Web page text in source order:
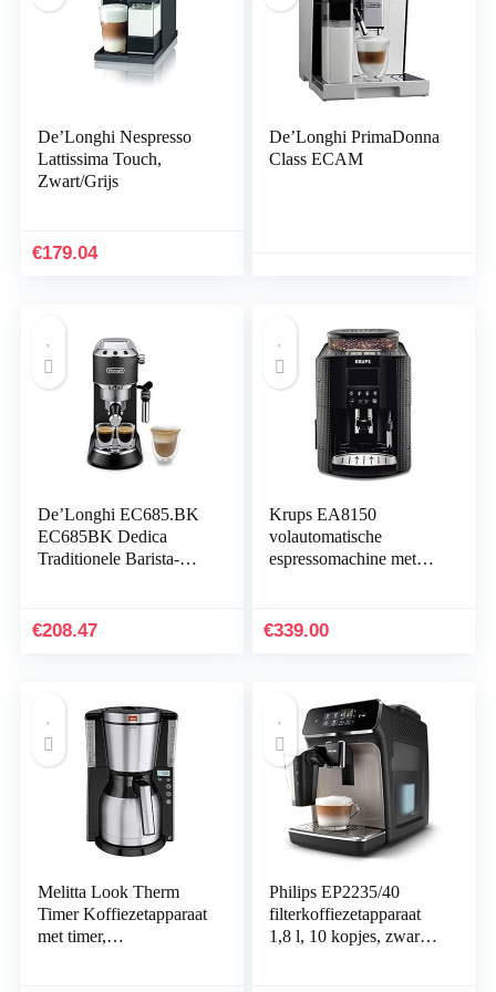
De’Longhi Nespresso
Lattissima Touch,
Zwart/Grijs
€179.04
De’Longhi PrimaDonna
Class ECAM
De’Longhi EC685.BK
EC685BK Dedica
Traditionele Barista-
35 x 38 cm, Zwart
€208.47
Krups EA8150
volautomatische
espressomachine met
maalgraad instelbaar
€339.00
Melitta Look Therm
Timer Koffiezetapparaat
met timer,
Philips EP2235/40
filterkoffiezetapparaat
1,8 l, 10 kopjes, zwart